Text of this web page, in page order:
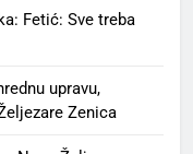
Fetić: Sve treba
upravu,
Zenica